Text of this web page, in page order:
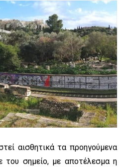
αισθητικά τα προηγούμενα
του σημείο, με αποτέλεσμα η